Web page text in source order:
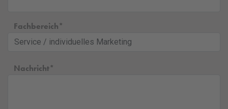
Fachbereich
Nachricht